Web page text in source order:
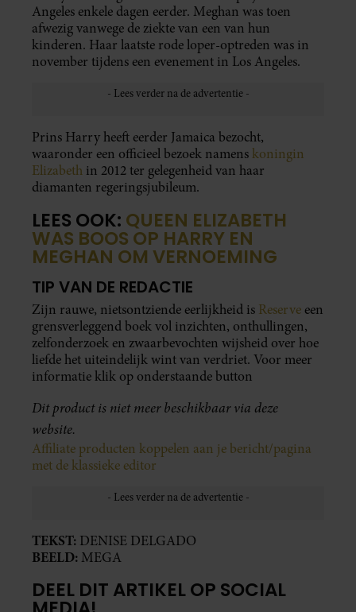
Angeles enkele dagen eerder. Meghan was toen
afwezig vanwege de ziekte van een van hun
kinderen. Haar laatste rode loper-optreden was in
november tijdens een evenement in Los Angeles.
Prins Harry heeft eerder Jamaica bezocht,
waaronder een officieel bezoek namens koningin
Elizabeth in 2012 ter gelegenheid van haar
diamanten regeringsjubileum.
LEES OOK: QUEEN ELIZABETH
WAS BOOS OP HARRY EN
MEGHAN OM VERNOEMING
TIP VAN DE REDACTIE
Zijn rauwe, nietsontziende eerlijkheid is Reserve een
grensverleggend boek vol inzichten, onthullingen,
zelfonderzoek en zwaarbevochten wijsheid over hoe
liefde het uiteindelijk wint van verdriet. Voor meer
informatie klik op onderstaande button
Dit product is niet meer beschikbaar via deze
website.
Affiliate producten koppelen aan je bericht/pagina
met de klassieke editor
TEKST: DENISE DELGADO
BEELD: MEGA
DEEL DIT ARTIKEL OP SOCIAL